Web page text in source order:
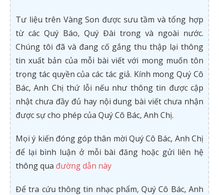
Tư liệu trên Vàng Son được sưu tầm và tổng hợp
từ các Quý Báo, Quý Đài trong và ngoài nước.
Chúng tôi đã và đang cố gắng thu thập lại thông
tin xuất bản của mỗi bài viết với mong muốn tôn
trọng tác quyền của các tác giả. Kính mong Quý Cô
Bác, Anh Chị thứ lỗi nếu như thông tin được cập
nhật chưa đầy đủ hay nội dung bài viết chưa nhận
được sự cho phép của Quý Cô Bác, Anh Chị.
Mọi ý kiến đóng góp thân mời Quý Cô Bác, Anh Chị
để lại bình luận ở mỗi bài đăng hoặc gửi liên hệ
thông qua đường dẫn này
Để tra cứu thông tin nhạc phẩm, Quý Cô Bác, Anh